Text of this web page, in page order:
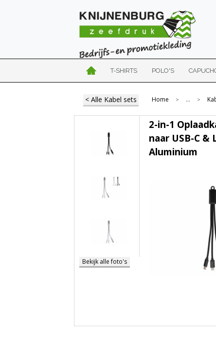
T-SHIRTS POLO'S
< Alle Kabel sets Home > ... >
Bekijk alle foto's
2-in-1
naar USB-C &
Aluminium